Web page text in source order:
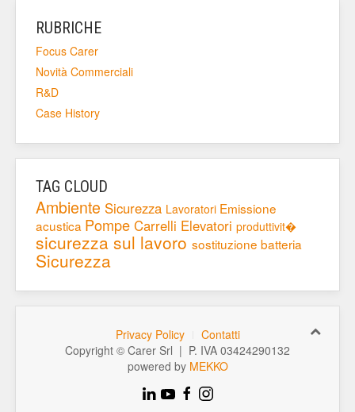
RUBRICHE
Focus Carer
Novità Commerciali
R&D
Case History
TAG CLOUD
Ambiente Sicurezza Lavoratori Emissione
acustica Pompe Carrelli Elevatori produttivit�
sicurezza sul lavoro sostituzione batteria
Sicurezza
Privacy Policy
Contatti
Copyright © Carer Srl | P. IVA 03424290132
powered by MEKKO